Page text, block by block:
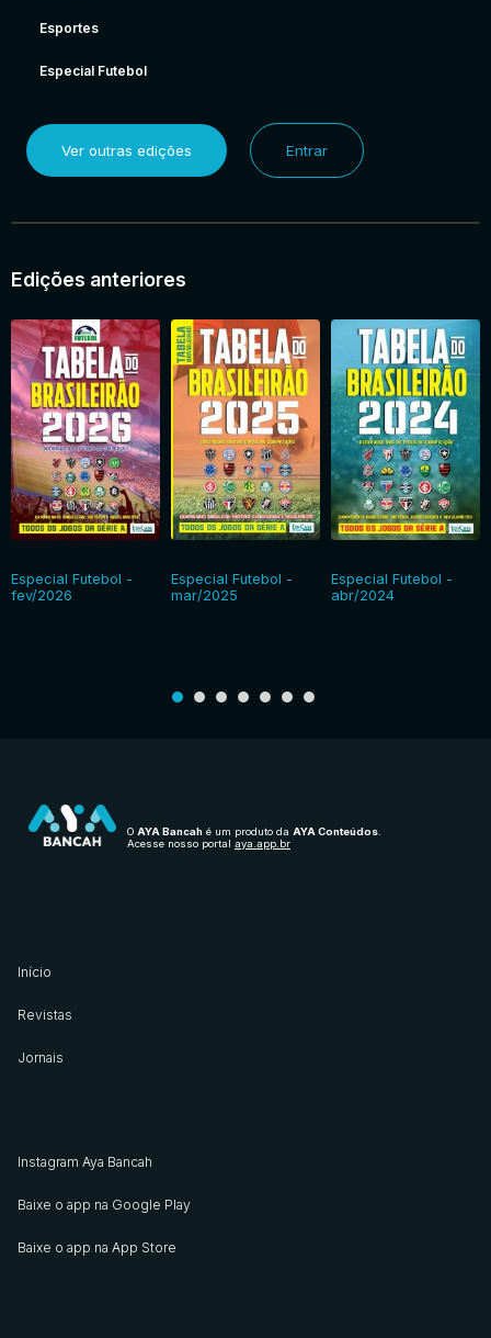
Esportes
Especial Futebol
Ver outras edições Entrar
Edições anteriores
Especial Futebol -
fev/2026
Especial Futebol -
mar/2025
Especial Futebol -
abr/2024
O AYA Bancah é um produto da AYA Conteúdos
Acesse nosso portal aya.app.br
Início
Revistas
Jornais
Instagram Aya Bancah
Baixe o app na Google Play
Baixe o app na App Store